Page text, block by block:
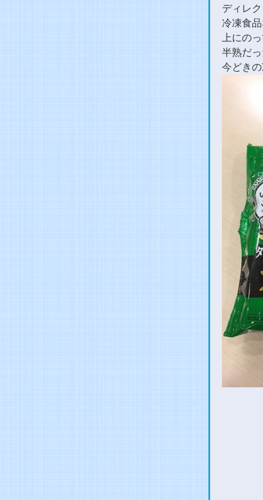
ディレ
冷凍食
上にの
半熟だ
今どき